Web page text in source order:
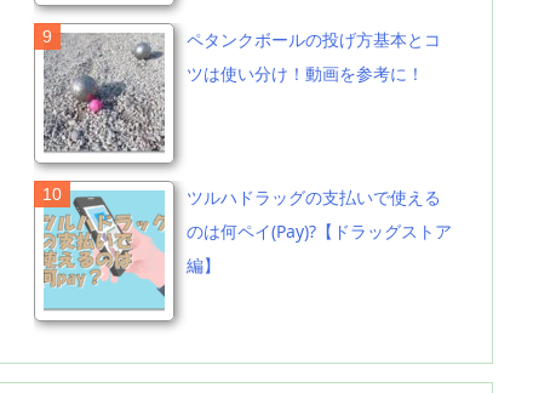
ペタンクボールの投げ方基本とコ
ツは使い分け！動画を参考に！
ツルハドラッグの支払いで使える
のは何ペイ(Pay)?【ドラッグストア
編】